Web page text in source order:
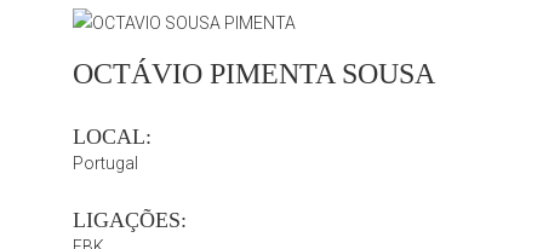
OCTÁVIO PIMENTA SOUSA
LOCAL:
Portugal
LIGAÇÕES: